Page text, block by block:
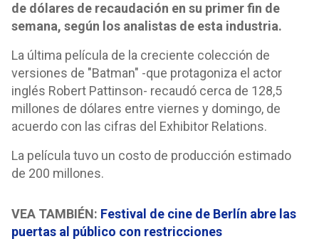
de dólares de recaudación en su primer fin de
semana, según los analistas de esta industria.
La última película de la creciente colección de
versiones de "Batman" -que protagoniza el actor
inglés Robert Pattinson- recaudó cerca de 128,5
millones de dólares entre viernes y domingo, de
acuerdo con las cifras del Exhibitor Relations.
La película tuvo un costo de producción estimado
de 200 millones.
VEA TAMBIÉN: Festival de cine de Berlín abre las
puertas al público con restricciones